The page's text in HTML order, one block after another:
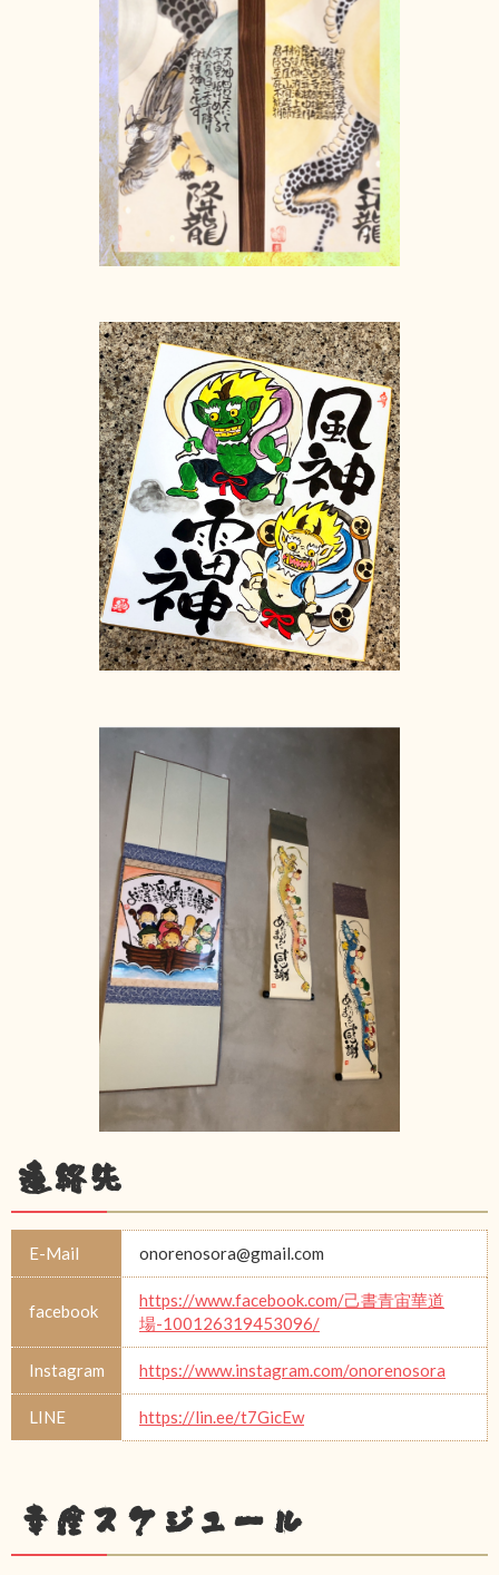
連絡先
E-Mail onorenosora@gmail.com
facebook
https://www.facebook.com/己書青宙華道
場-100126319453096/
Instagram https://www.instagram.com/onorenosora
LINE https://lin.ee/t7GicEw
幸座スケジュール